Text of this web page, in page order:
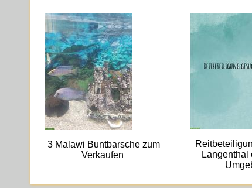
3 Malawi Buntbarsche zum
Verkaufen
Langenthal